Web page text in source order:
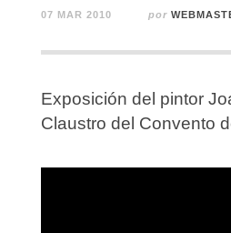
07 MAR 2010 por
Exposición del pintor
Claustro del Convento